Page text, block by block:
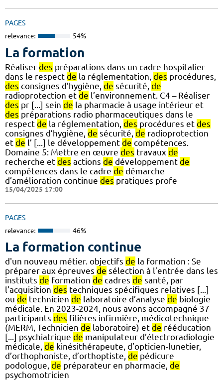
PAGES
relevance: 54%
La formation
Réaliser des préparations dans un cadre hospitalier
dans le respect de la réglementation, des procédures,
des consignes d’hygiène, de sécurité, de
radioprotection et de l’environnement. C4 – Réaliser
des pr [...] sein de la pharmacie à usage intérieur et
des préparations radio pharmaceutiques dans le
respect de la réglementation, des procédures et des
consignes d’hygiène, de sécurité, de radioprotection
et de l’ [...] le développement de compétences.
Domaine 5: Mettre en œuvre des travaux de
recherche et des actions de développement de
compétences dans le cadre de démarche
d’amélioration continue des pratiques profe
15/04/2025 17:00
PAGES
relevance: 46%
La formation continue
d'un nouveau métier. objectifs de la formation : Se
préparer aux épreuves de sélection à l’entrée dans les
instituts de formation de cadres de santé, par
l’acquisition des techniques spécifiques relatives [...]
ou de technicien de laboratoire d’analyse de biologie
médicale. En 2023-2024, nous avons accompagné 37
participants des filières infirmière, médicotechnique
(MERM, Technicien de laboratoire) et de rééducation
[...] psychiatrique de manipulateur d’électroradiologie
médicale, de kinésithérapeute, d’opticien-lunetier,
d’orthophoniste, d’orthoptiste, de pédicure
podologue, de préparateur en pharmacie, de
psychomotricien